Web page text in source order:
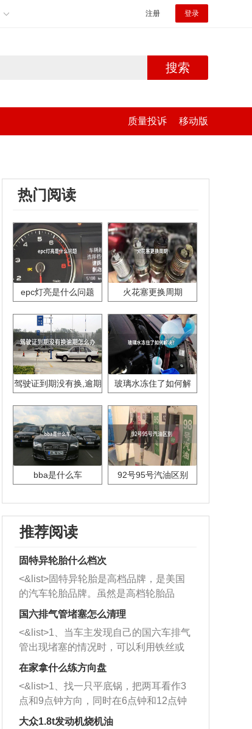
注册 登录
搜索
质量投诉 移动版
热门阅读
epc灯亮是什么问题 火花塞更换周期
驾驶证到期没有换,逾期
玻璃水冻住了如何解
bba是什么车 92号95号汽油区别
推荐阅读
固特异轮胎什么档次
<&list>固特异轮胎是高档品牌，是美国
的汽车轮胎品牌。虽然是高档轮胎品
牌，但是中高低端的轮胎都有生产，这
也是为了更好的开拓市场。
国六排气管堵塞怎么清理
<&list>1、当车主发现自己的国六车排气
管出现堵塞的情况时，可以利用铁丝或
者是细棍，直接将杂物给取出来，如果
堵塞情况比较严重，也可以采取应急措
施。 <&list>2、直接利用木棍将所有的
杂物推到排气管里面的位置处，然后将
三元催化器拆解开，就可以将堵塞的东
在家拿什么练方向盘
<&list>1、找一只平底锅，把两耳看作3
点和9点钟方向，同时在6点钟和12点钟
方向做一个标记。 <&list>2、双手握住
大众1.8t发动机烧机油